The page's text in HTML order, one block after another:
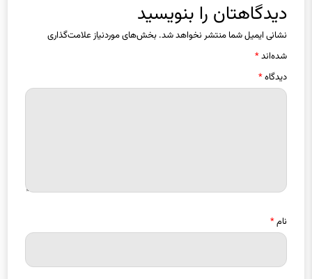
دیدگاهتان را بنویسید
نشانی ایمیل شما منتشر نخواهد شد. بخش‌های موردنیاز علامت‌گذاری
شده‌اند*
دیدگاه*
نام*